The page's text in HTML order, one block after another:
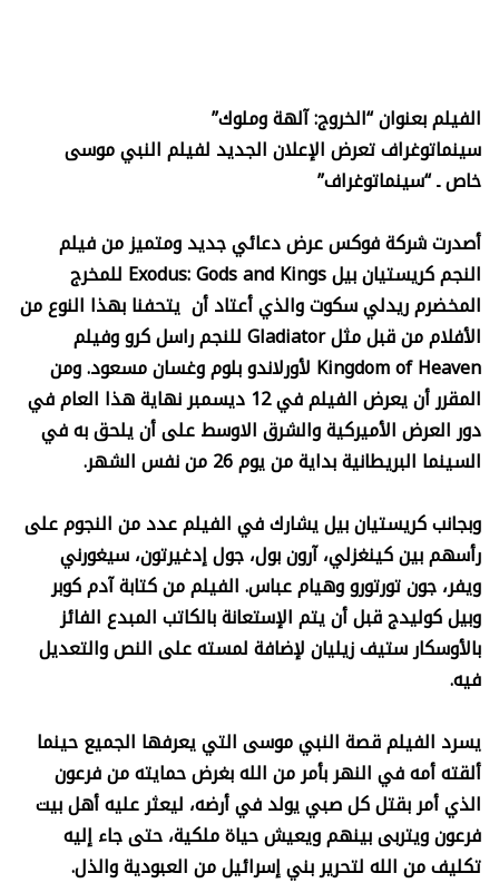
الفيلم بعنوان “الخروج: آلهة وملوك”
سينماتوغراف تعرض الإعلان الجديد لفيلم النبي موسى
خاص ـ “سينماتوغراف”
أصدرت شركة فوكس عرض دعائي جديد ومتميز من فيلم
النجم كريستيان بيلExodus: Gods and Kings للمخرج
المخضرم ريدلي سكوت والذي أعتاد أن يتحفنا بهذا النوع من
الأفلام من قبل مثلGladiatorللنجم راسل كرو وفيلم
Kingdom of Heaven لأورلاندو بلوم وغسان مسعود. ومن
المقرر أن يعرض الفيلم في 12 ديسمبر نهاية هذا العام في
دور العرض الأميركية والشرق الاوسط على أن يلحق به في
السينما البريطانية بداية من يوم 26 من نفس الشهر.
وبجانب كريستيان بيل يشارك في الفيلم عدد من النجوم على
رأسهم بين كينغزلي، آرون بول، جول إدغيرتون، سيغورني
ويفر، جون تورتورو وهيام عباس. الفيلم من كتابة آدم كوبر
وبيل كوليدج قبل أن يتم الإستعانة بالكاتب المبدع الفائز
بالأوسكار ستيف زيليان لإضافة لمسته على النص والتعديل
فيه.
يسرد الفيلم قصة النبي موسى التي يعرفها الجميع حينما
ألقته أمه في النهر بأمر من الله بغرض حمايته من فرعون
الذي أمر بقتل كل صبي يولد في أرضه، ليعثر عليه أهل بيت
فرعون ويتربى بينهم ويعيش حياة ملكية، حتى جاء إليه
تكليف من الله لتحرير بني إسرائيل من العبودية والذل.